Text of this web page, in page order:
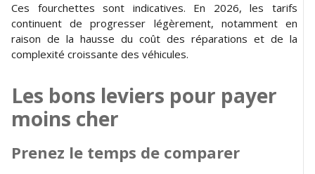
Ces fourchettes sont indicatives. En 2026, les tarifs
continuent de progresser légèrement, notamment en
raison de la hausse du coût des réparations et de la
complexité croissante des véhicules.
Les bons leviers pour payer
moins cher
Prenez le temps de comparer